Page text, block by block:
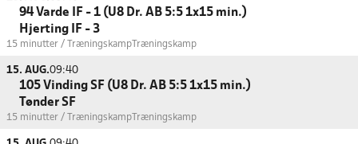
94 Varde IF - 1 (U8 Dr. AB 5:5 1x15 min.)
Hjerting IF - 3
15 minutter / Træningskamp Træningskamp
15. AUG.09:40
105 Vinding SF (U8 Dr. AB 5:5 1x15 min.)
Tønder SF
15 minutter / Træningskamp Træningskamp